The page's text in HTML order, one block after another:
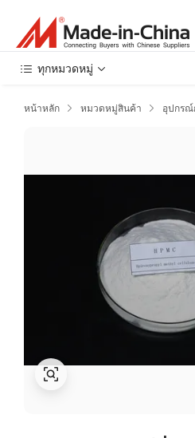
ทุกหมวดหมู่
หน้าหลัก  หมวดหมู่สินค้า  อุปกรณ์